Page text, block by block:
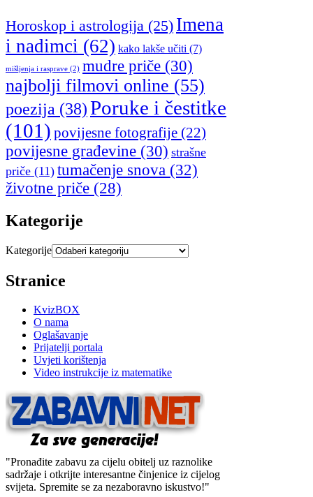
Horoskop i astrologija (25) Imena
i nadimci (62) kako lakše učiti (7)
mišljenja i rasprave (2) mudre priče (30)
najbolji filmovi online (55)
poezija (38)Poruke i čestitke
(101) povijesne fotografije (22)
povijesne građevine (30) strašne
priče (11) tumačenje snova (32)
životne priče (28)
Kategorije
Kategorije
Stranice
KvizBOX
O nama
Oglašavanje
Prijatelji portala
Uvjeti korištenja
Video instrukcije iz matematike
"Pronađite zabavu za cijelu obitelj uz raznolike
sadržaje i otkrijte interesantne činjenice iz cijelog
svijeta. Spremite se za nezaboravno iskustvo!"